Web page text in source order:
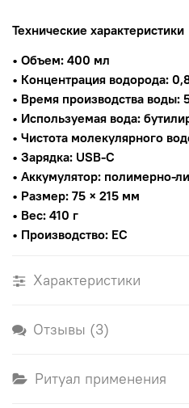
Технические характеристики
• Объем: 400 мл
• Концентрация водорода:
• Время производства воды:
• Используемая вода:
• Чистота молекулярного
• Зарядка: USB-C
• Аккумулятор: полимерно-
• Размер: 75 × 215 мм
• Вес: 410 г
• Производство: ЕС
Характеристики
Отзывы (3)
Ритуал применения